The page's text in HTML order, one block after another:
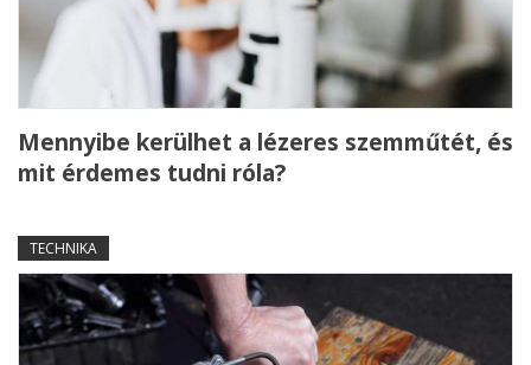
Mennyibe kerülhet a lézeres szemműtét, és
mit érdemes tudni róla?
TECHNIKA